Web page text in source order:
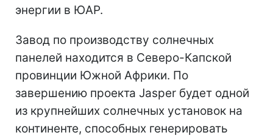
энергии в ЮАР.
Завод по производству солнечных
панелей находится в Северо-Капской
провинции Южной Африки. По
завершению проекта Jasper будет одной
из крупнейших солнечных установок на
континенте, способных генерировать